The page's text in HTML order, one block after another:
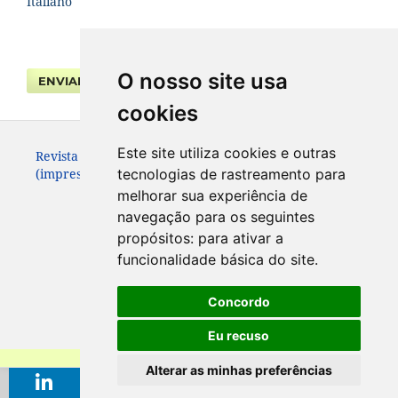
O nosso site usa
cookies
Este site utiliza cookies e outras
tecnologias de rastreamento para
melhorar sua experiência de
navegação para os seguintes
propósitos: para ativar a
funcionalidade básica do site.
Concordo
Eu recuso
Alterar as minhas preferências
ENVIAR SUBMISSÃO
Revista da Faculdade de Direito UFPR. ISSN 0104-3315
(impresso – até 2013) e 2236-7284 (eletrônico).